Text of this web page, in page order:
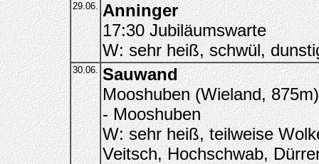
29.06. Anninger
17:30 Jubiläumswarte
W: sehr heiß, schwül,
30.06. Sauwand
Mooshuben (Wieland,
- Mooshuben
W: sehr heiß, teilweise
Veitsch, Hochschwab,